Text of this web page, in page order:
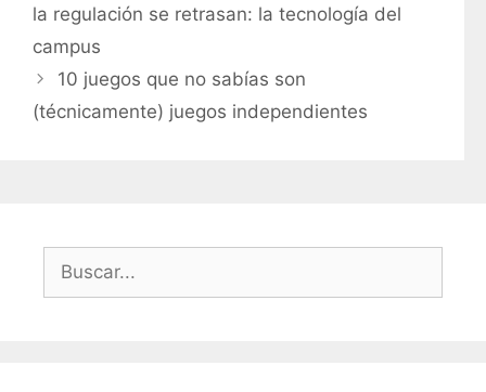
o
r
í
s
la regulación se retrasan: la tecnología del
campus
10 juegos que no sabías son
(técnicamente) juegos independientes